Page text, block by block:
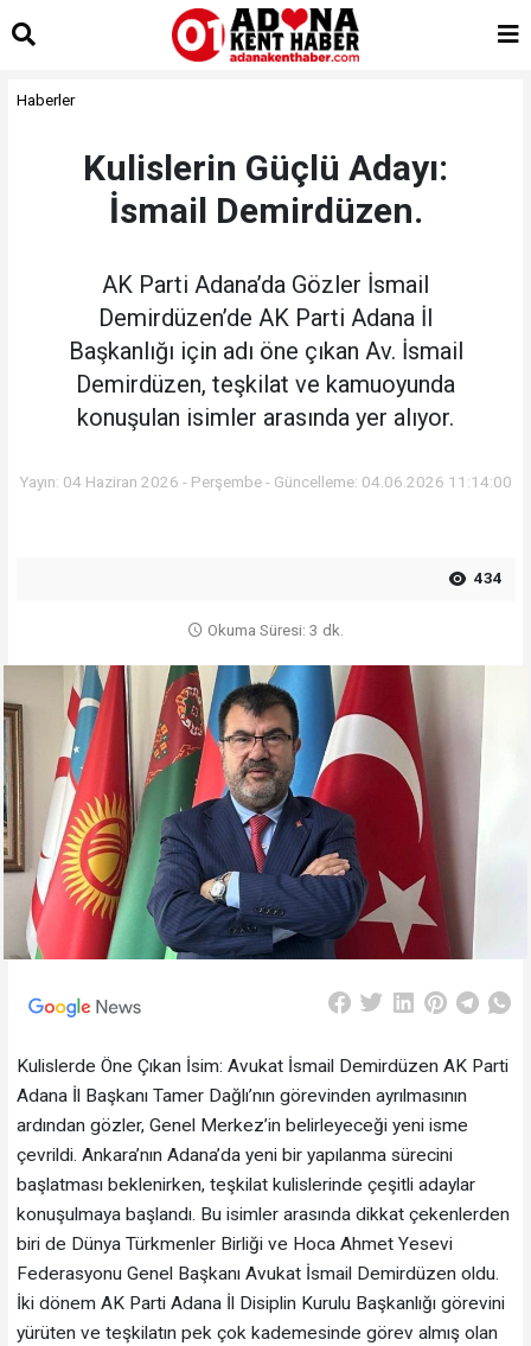
sohbet
çemberleme
Haberler
Kulislerin Güçlü Adayı:
İsmail Demirdüzen.
AK Parti Adana’da Gözler İsmail
Demirdüzen’de AK Parti Adana İl
Başkanlığı için adı öne çıkan Av. İsmail
Demirdüzen, teşkilat ve kamuoyunda
konuşulan isimler arasında yer alıyor.
Yayın: 04 Haziran 2026 - Perşembe - Güncelleme: 04.06.2026 11:14:00
434
Okuma Süresi: 3 dk.
Kulislerde Öne Çıkan İsim: Avukat İsmail Demirdüzen AK Parti
Adana İl Başkanı Tamer Dağlı’nın görevinden ayrılmasının
ardından gözler, Genel Merkez’in belirleyeceği yeni isme
çevrildi. Ankara’nın Adana’da yeni bir yapılanma sürecini
başlatması beklenirken, teşkilat kulislerinde çeşitli adaylar
konuşulmaya başlandı. Bu isimler arasında dikkat çekenlerden
biri de Dünya Türkmenler Birliği ve Hoca Ahmet Yesevi
Federasyonu Genel Başkanı Avukat İsmail Demirdüzen oldu.
İki dönem AK Parti Adana İl Disiplin Kurulu Başkanlığı görevini
yürüten ve teşkilatın pek çok kademesinde görev almış olan